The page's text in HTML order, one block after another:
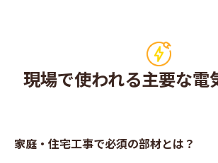
現場で使われる主要な電
家庭・住宅工事で必須の部材とは？